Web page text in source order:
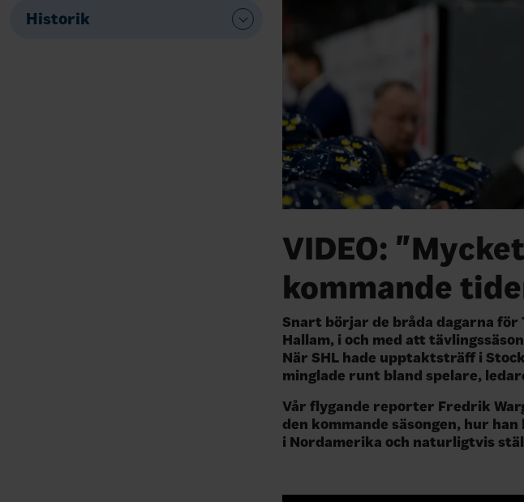
Historik
VIDEO:
kommande
Snart börjar de bråda dagarna
Hallam, i och med att
När SHL hade upptaktsträff i
minglade runt bland spelare,
Vår flygande reporter Fredrik
den kommande säsongen, hur
i Nordamerika och naturligtvis